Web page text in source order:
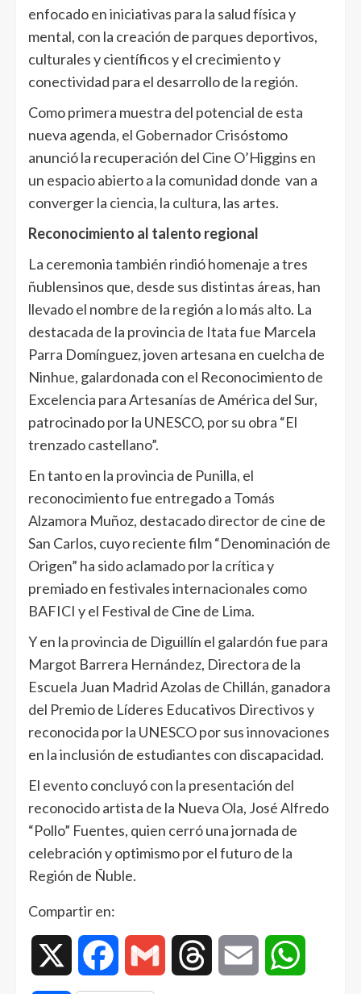
enfocado en iniciativas para la salud física y
mental, con la creación de parques deportivos,
culturales y científicos y el crecimiento y
conectividad para el desarrollo de la región.
Como primera muestra del potencial de esta
nueva agenda, el Gobernador Crisóstomo
anunció la recuperación del Cine O’Higgins en
un espacio abierto a la comunidad donde van a
converger la ciencia, la cultura, las artes.
Reconocimiento al talento regional
La ceremonia también rindió homenaje a tres
ñublensinos que, desde sus distintas áreas, han
llevado el nombre de la región a lo más alto. La
destacada de la provincia de Itata fue Marcela
Parra Domínguez, joven artesana en cuelcha de
Ninhue, galardonada con el Reconocimiento de
Excelencia para Artesanías de América del Sur,
patrocinado por la UNESCO, por su obra “El
trenzado castellano”.
En tanto en la provincia de Punilla, el
reconocimiento fue entregado a Tomás
Alzamora Muñoz, destacado director de cine de
San Carlos, cuyo reciente film “Denominación de
Origen” ha sido aclamado por la crítica y
premiado en festivales internacionales como
BAFICI y el Festival de Cine de Lima.
Y en la provincia de Diguillín el galardón fue para
Margot Barrera Hernández, Directora de la
Escuela Juan Madrid Azolas de Chillán, ganadora
del Premio de Líderes Educativos Directivos y
reconocida por la UNESCO por sus innovaciones
en la inclusión de estudiantes con discapacidad.
El evento concluyó con la presentación del
reconocido artista de la Nueva Ola, José Alfredo
“Pollo” Fuentes, quien cerró una jornada de
celebración y optimismo por el futuro de la
Región de Ñuble.
Compartir en:
Facebook Gmail Threads Email